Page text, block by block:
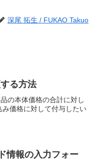
深尾 拓生 / FUKAO Takuo
る方法
の本体価格の合計に対し
価格に対して付与したい
情報の入力フォー